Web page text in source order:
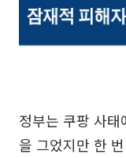
정부는 쿠팡 사
을 그었지만 한